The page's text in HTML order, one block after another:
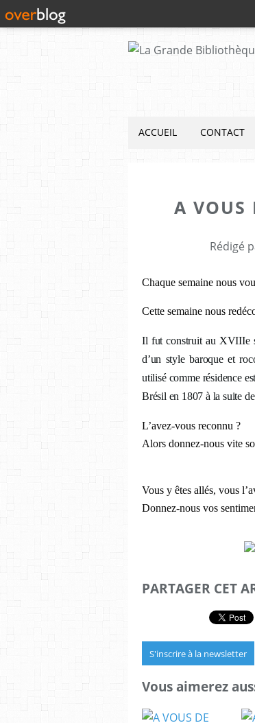
ACCUEIL CONTACT
A VOUS
Rédigé
Chaque semaine nous
Cette semaine nous
Il fut construit au XVIIIe
d’un style baroque et
utilisé comme résidence
Brésil en 1807 à la suite
L’avez-vous reconnu ?
Alors donnez-nous vite
Vous y êtes allés, vous
Donnez-nous vos
PARTAGER CET
S'inscrire à la newsletter
Vous aimerez